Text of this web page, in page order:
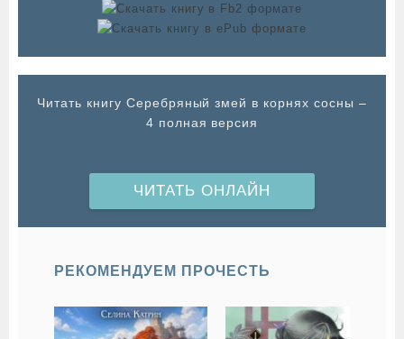
Читать книгу Серебряный змей в корнях сосны –
4 полная версия
ЧИТАТЬ ОНЛАЙН
РЕКОМЕНДУЕМ ПРОЧЕСТЬ